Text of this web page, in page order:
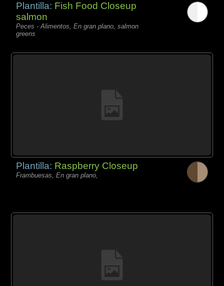
Plantilla: Fish Food Closeup
salmon
Peces - Alimentos, En gran plano, salmon
greens
Plantilla: Raspberry Closeup
Frambuesas, En gran plano,